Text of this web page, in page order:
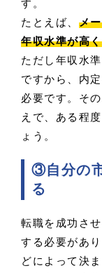
す。
たとえば、 メ
年収水準が高く
ただし年収水
ですから、内
必要です。そ
えで、ある程
ょう。
③自分の
る
転職を成功さ
する必要があ
どによって決